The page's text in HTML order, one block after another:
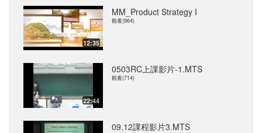
12:35
MM_Product Strategy I
觀看(964)
22:44
0503RC上課影片-1.MTS
觀看(714)
09.12課程影片3.MTS